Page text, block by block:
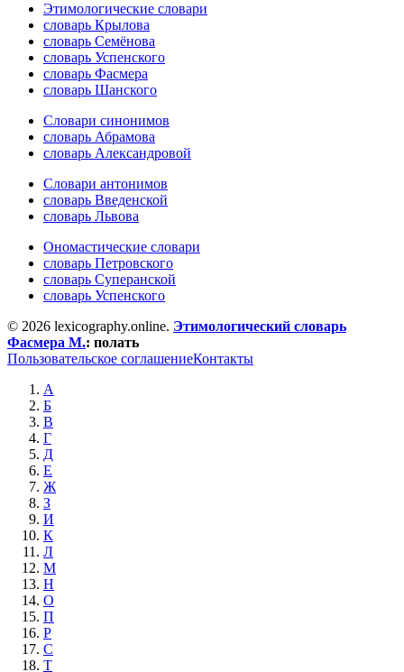
Этимологические словари
словарь Крылова
словарь Семёнова
словарь Успенского
словарь Фасмера
словарь Шанского
Словари синонимов
словарь Абрамова
словарь Александровой
Словари антонимов
словарь Введенской
словарь Львова
Ономастические словари
словарь Петровского
словарь Суперанской
словарь Успенского
© 2026 lexicography.online. Этимологический словарь
Фасмера М.: полать
Пользовательское соглашениеКонтакты
А
Б
В
Г
Д
Е
Ж
З
И
К
Л
М
Н
О
П
Р
С
Т